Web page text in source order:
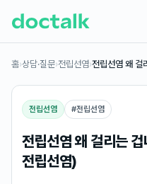
홈›상담·질문›전립선염›전립선염 왜
전립선염 #전립선염
전립선염 왜 걸리는
전립선염)